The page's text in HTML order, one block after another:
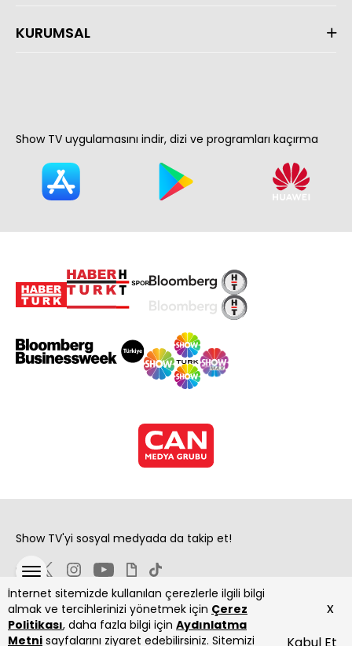
İnternet sitemizde kullanılan çerezlerle ilgili bilgi
almak ve tercihlerinizi yönetmek için Çerez
Politikası, daha fazla bilgi için Aydınlatma
Metni sayfalarını ziyaret edebilirsiniz. Sitemizi
x
KURUMSAL
Show TV uygulamasını indir, dizi ve programları kaçırma
Show TV'yi sosyal medyada da takip et!